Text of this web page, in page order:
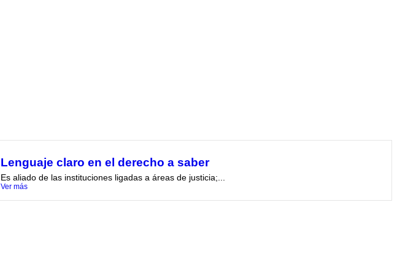
Lenguaje claro en el derecho a saber
Es aliado de las instituciones ligadas a áreas de justicia;...
Ver más